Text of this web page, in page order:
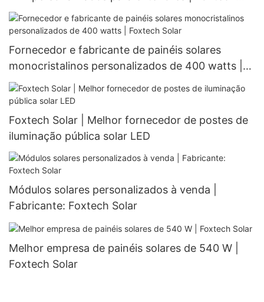
Solar
Fornecedor e fabricante de painéis solares
monocristalinos personalizados de 400 watts |
Foxtech Solar
Foxtech Solar | Melhor fornecedor de postes de
iluminação pública solar LED
Módulos solares personalizados à venda |
Fabricante: Foxtech Solar
Melhor empresa de painéis solares de 540 W |
Foxtech Solar